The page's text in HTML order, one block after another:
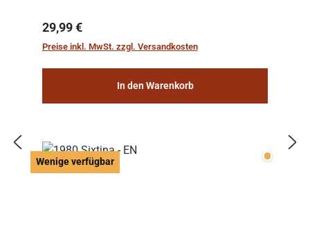
Regulärer Preis:
29,99 €
Preise inkl. MwSt. zzgl. Versandkosten
In den Warenkorb
Wenige verfügbar Wenige